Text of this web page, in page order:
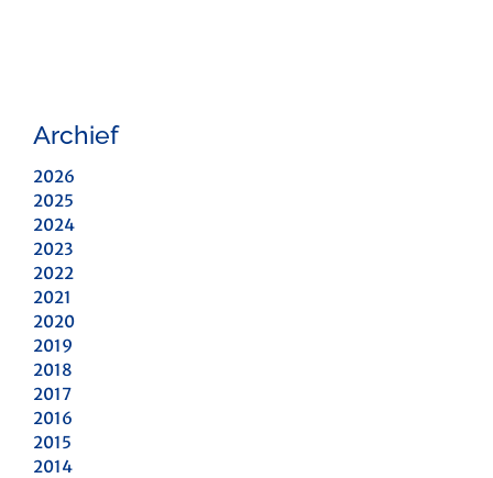
Archief
2026
2025
2024
2023
2022
2021
2020
2019
2018
2017
2016
2015
2014